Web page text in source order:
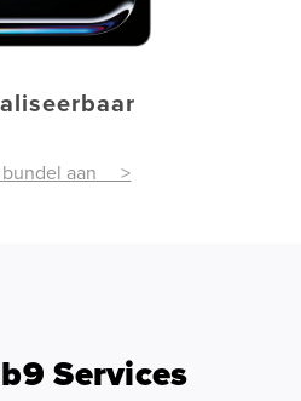
bundel aan >
Services